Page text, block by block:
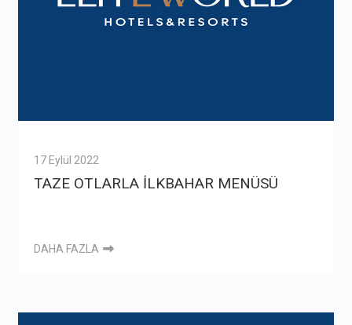
17 Eylül 2022
TAZE OTLARLA İLKBAHAR MENÜSÜ
DAHA FAZLA